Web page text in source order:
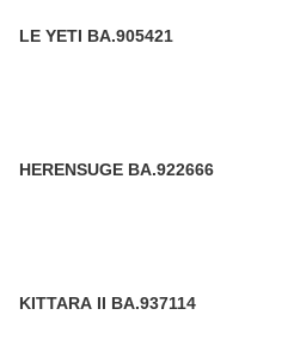
LE YETI BA.905421
HERENSUGE BA.922666
KITTARA II BA.937114